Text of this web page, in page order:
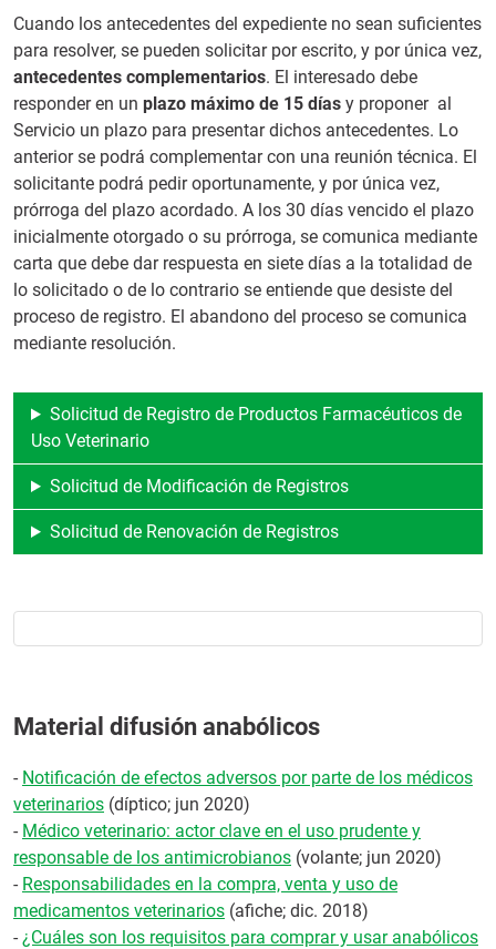
Cuando los antecedentes del expediente no sean suficientes
para resolver, se pueden solicitar por escrito, y por única vez,
antecedentes complementarios. El interesado debe
responder en un plazo máximo de 15 días y proponer al
Servicio un plazo para presentar dichos antecedentes. Lo
anterior se podrá complementar con una reunión técnica. El
solicitante podrá pedir oportunamente, y por única vez,
prórroga del plazo acordado. A los 30 días vencido el plazo
inicialmente otorgado o su prórroga, se comunica mediante
carta que debe dar respuesta en siete días a la totalidad de
lo solicitado o de lo contrario se entiende que desiste del
proceso de registro. El abandono del proceso se comunica
mediante resolución.
Solicitud de Registro de Productos Farmacéuticos de
Uso Veterinario
Solicitud de Modificación de Registros
Solicitud de Renovación de Registros
Material difusión anabólicos
- Notificación de efectos adversos por parte de los médicos
veterinarios (díptico; jun 2020)
- Médico veterinario: actor clave en el uso prudente y
responsable de los antimicrobianos (volante; jun 2020)
- Responsabilidades en la compra, venta y uso de
medicamentos veterinarios (afiche; dic. 2018)
- ¿Cuáles son los requisitos para comprar y usar anabólicos